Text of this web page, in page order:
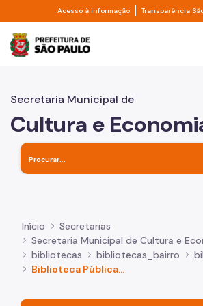
Pular para o Conteúdo principal
Acesso à informação Divisor de
Transparência
Prefeitura de São
Secretaria Municipal de
Cultura e
Início
Secretarias
Secretaria Municipal de Cultura e
bibliotecas
bibliotecas_bairro
Biblioteca Pública Municipal José Paulo Paes